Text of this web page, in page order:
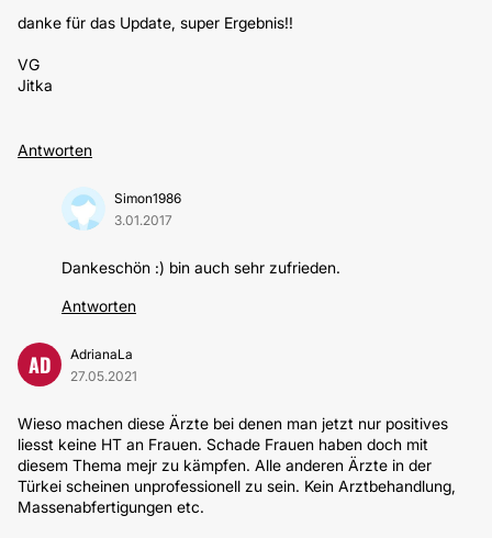
danke für das Update, super Ergebnis!!
VG
Jitka
Antworten
Simon1986
3.01.2017
Dankeschön :) bin auch sehr zufrieden.
Antworten
AD
AdrianaLa
27.05.2021
Wieso machen diese Ärzte bei denen man jetzt nur positives
liesst keine HT an Frauen. Schade Frauen haben doch mit
diesem Thema mejr zu kämpfen. Alle anderen Ärzte in der
Türkei scheinen unprofessionell zu sein. Kein Arztbehandlung,
Massenabfertigungen etc.